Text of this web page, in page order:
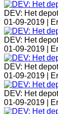
DEV: Het depot
01-09-2019 |
DEV: Het depot
01-09-2019 |
DEV: Het depot
01-09-2019 |
DEV: Het depot
01-09-2019 |